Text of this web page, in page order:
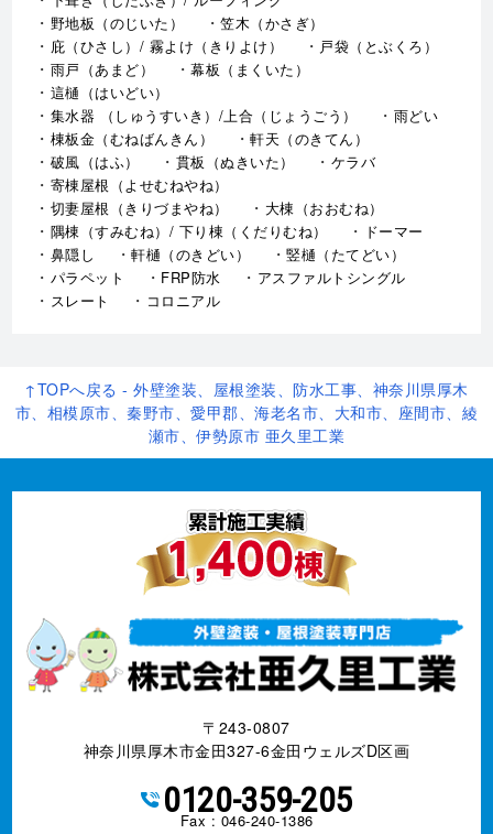
野地板（のじいた）
笠木（かさぎ）
庇（ひさし）/ 霧よけ（きりよけ）
戸袋（とぶくろ）
雨戸（あまど）
幕板（まくいた）
這樋（はいどい）
集水器 （しゅうすいき）/上合（じょうごう）
雨どい
棟板金（むねばんきん）
軒天（のきてん）
破風（はふ）
貫板（ぬきいた）
ケラバ
寄棟屋根（よせむねやね）
切妻屋根（きりづまやね）
大棟（おおむね）
隅棟（すみむね）/ 下り棟（くだりむね）
ドーマー
鼻隠し
軒樋（のきどい）
竪樋（たてどい）
パラペット
FRP防水
アスファルトシングル
スレート
コロニアル
↑TOPへ戻る - 外壁塗装、屋根塗装、防水工事、神奈川県厚木
市、相模原市、秦野市、愛甲郡、海老名市、大和市、座間市、綾
瀬市、伊勢原市 亜久里工業
〒243-0807
神奈川県厚木市金田327-6金田ウェルズD区画
0120-359-205
Fax : 046-240-1386